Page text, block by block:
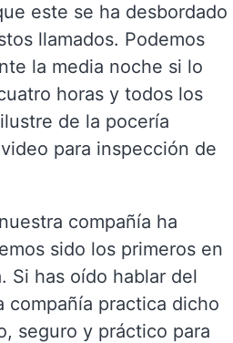
este se ha desbordado
llamados. Podemos
la media noche si lo
horas y todos los
de la pocería
para inspección de
compañía ha
sido los primeros en
Si has oído hablar del
compañía practica dicho
seguro y práctico para